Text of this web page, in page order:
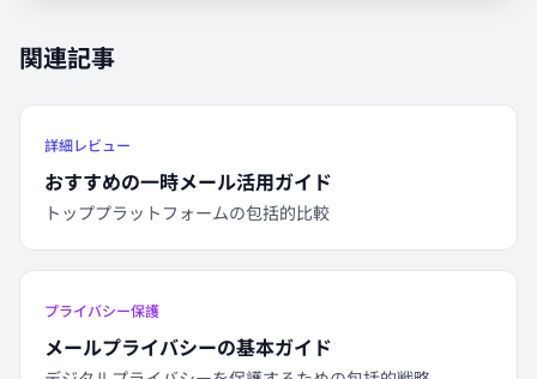
関連記事
詳細レビュー
おすすめの一時メール活用ガイド
トッププラットフォームの包括的比較
プライバシー保護
メールプライバシーの基本ガイド